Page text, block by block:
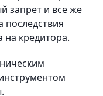
запрет и все же
последствия
на кредитора.